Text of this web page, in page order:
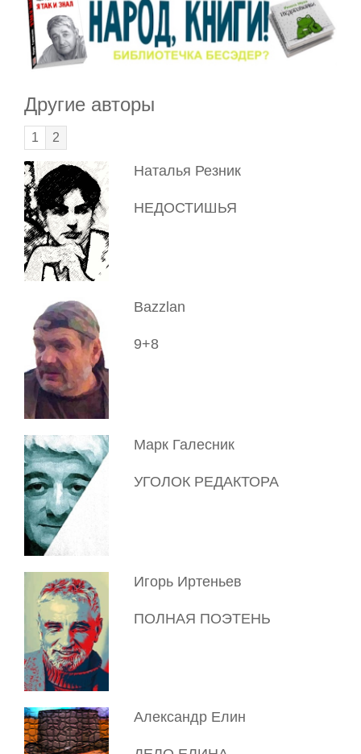
Другие авторы
1 2
Наталья Резник
НЕДОСТИШЬЯ
Bazzlan
9+8
Марк Галесник
УГОЛОК РЕДАКТОРА
Игорь Иртеньев
ПОЛНАЯ ПОЭТЕНЬ
Александр Елин